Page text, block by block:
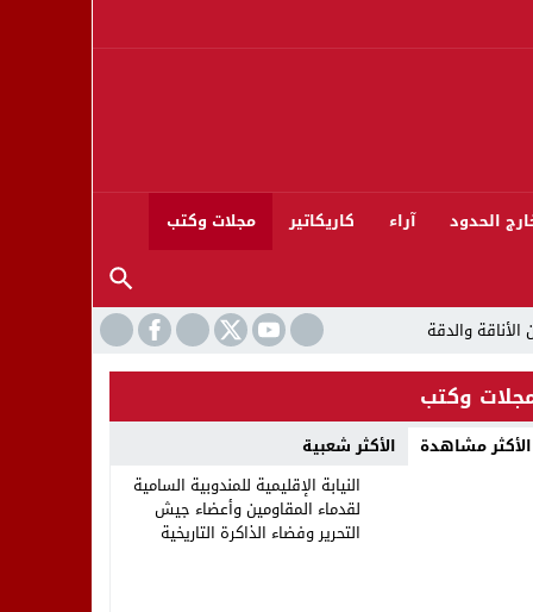
الحدود آراء كاريكاتير مجلات وكتب
بنزاهة النهائي
وكتب
الأكثر مشاهدة الأكثر شعبية
النيابة الإقليمية للمندوبية السامية
لقدماء المقاومين وأعضاء جيش
التحرير وفضاء الذاكرة التاريخية